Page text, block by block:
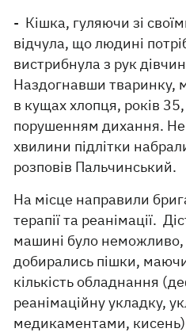
- Кішка, гуляючи зі
відчула, що людині
вистрибнула з рук
Наздогнавши тваринку,
в кущах хлопця, років 35,
порушенням дихання. Не
хвилини підлітки
розповів Пальчинський.
На місце направили
терапії та реанімації.
машині було
добирались пішки,
кількість обладнання
реанімаційну укладку,
медикаментами,